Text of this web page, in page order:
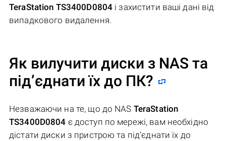
TeraStation TS3400D0804 і захистити ваші дані від
випадкового видалення.
Як вилучити диски з NAS та
під’єднати їх до ПК?
Незважаючи на те, що до NAS TeraStation
TS3400D0804 є доступ по мережі, вам необхідно
дістати диски з пристрою та під’єднати їх до